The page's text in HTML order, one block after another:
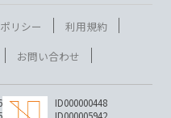
リシー
利用規約
お問い合わせ
ID000000448